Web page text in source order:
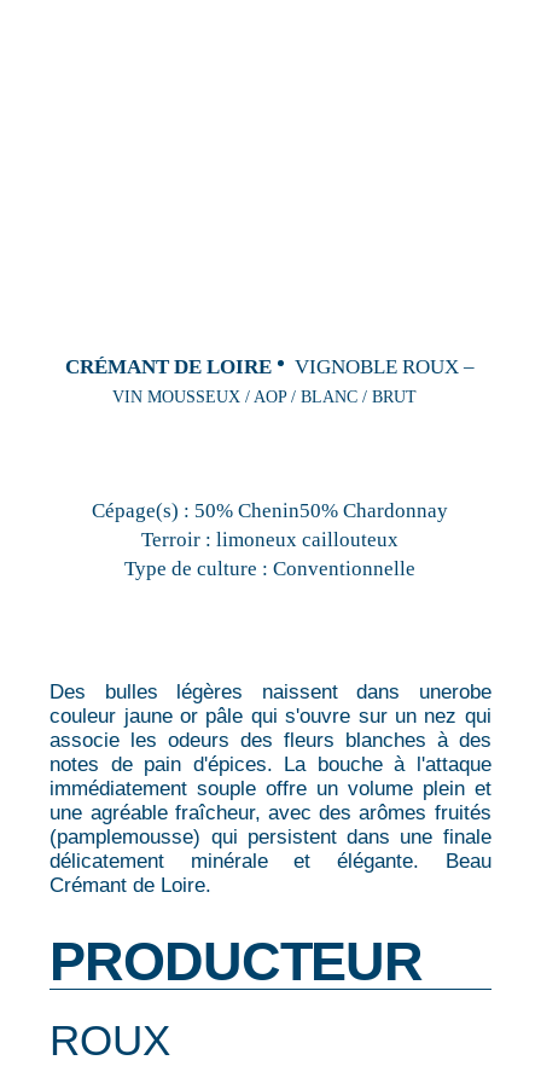
CRÉMANT DE LOIRE VIGNOBLE ROUX –
VIN MOUSSEUX / AOP / BLANC / BRUT
Cépage(s) : 50% Chenin50% Chardonnay
Terroir : limoneux caillouteux
Type de culture : Conventionnelle
Des bulles légères naissent dans unerobe
couleur jaune or pâle qui s'ouvre sur un nez qui
associe les odeurs des fleurs blanches à des
notes de pain d'épices. La bouche à l'attaque
immédiatement souple offre un volume plein et
une agréable fraîcheur, avec des arômes fruités
(pamplemousse) qui persistent dans une finale
délicatement minérale et élégante. Beau
Crémant de Loire.
PRODUCTEUR
ROUX